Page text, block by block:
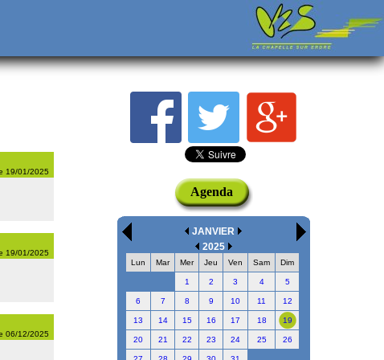
19/01/2025
19/01/2025
06/12/2025
Agenda
JANVIER
2025
Lun Mar Mer Jeu Ven Sam Dim
1 2 3 4 5
6 7 8 9 10 11 12
13 14 15 16 17 18 19
20 21 22 23 24 25 26